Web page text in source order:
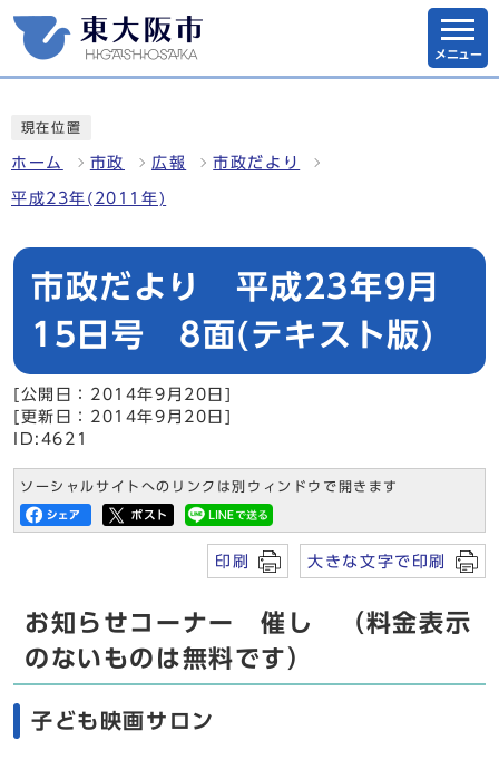
メニュー
現在位置
ホーム 市政 広報 市政だより
平成23年(2011年)
市政だより 平成23年9月
15日号 8面(テキスト版)
[公開日：2014年9月20日]
[更新日：2014年9月20日]
ID:4621
ソーシャルサイトへのリンクは別ウィンドウで開きます
印刷 大きな文字で印刷
お知らせコーナー 催し （料金表示
のないものは無料です）
子ども映画サロン